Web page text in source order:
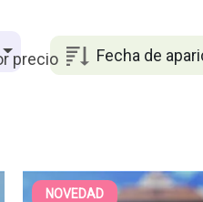
Fecha de
NOVEDAD